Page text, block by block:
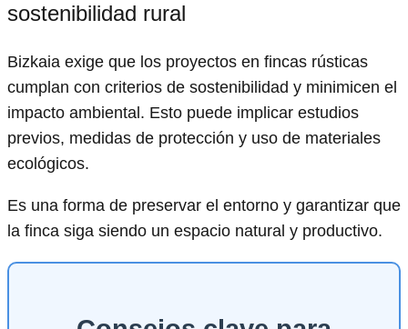
sostenibilidad rural
Bizkaia exige que los proyectos en fincas rústicas
cumplan con criterios de sostenibilidad y minimicen el
impacto ambiental. Esto puede implicar estudios
previos, medidas de protección y uso de materiales
ecológicos.
Es una forma de preservar el entorno y garantizar que
la finca siga siendo un espacio natural y productivo.